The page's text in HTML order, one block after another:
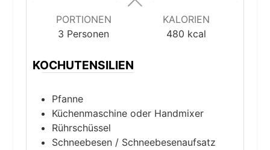
PORTIONEN
3 Personen
KALORIEN
480 kcal
KOCHUTENSILIEN
Pfanne
Küchenmaschine oder Handmixer
Rührschüssel
Schneebesen / Schneebesenaufsatz